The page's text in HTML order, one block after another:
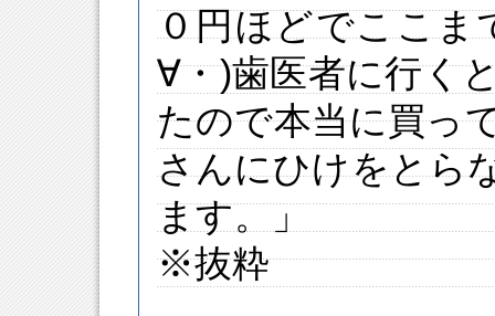
０円ほどでここ
∀・)歯医者に行く
たので本当に買っ
さんにひけをとら
ます。」
※抜粋